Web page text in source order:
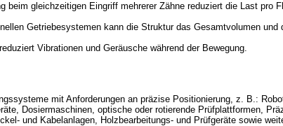
beim gleichzeitigen Eingriff mehrerer Zähne reduziert die Last pro
Getriebesystemen kann die Struktur das Gesamtvolumen und
Vibrationen und Geräusche während der Bewegung.
mit Anforderungen an präzise Positionierung, z. B.:
Dosiermaschinen, optische oder rotierende Prüfplattformen,
und Kabelanlagen, Holzbearbeitungs- und Prüfgeräte sowie